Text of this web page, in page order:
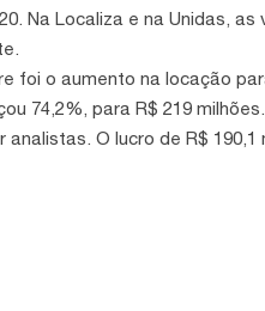
Na Localiza e na Unidas,
foi o aumento na locação
74,2%, para R$ 219
O lucro de R$